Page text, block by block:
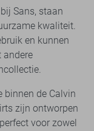
Sans, staan
kwaliteit.
en kunnen
andere
binnen de Calvin
zijn ontworpen
voor zowel